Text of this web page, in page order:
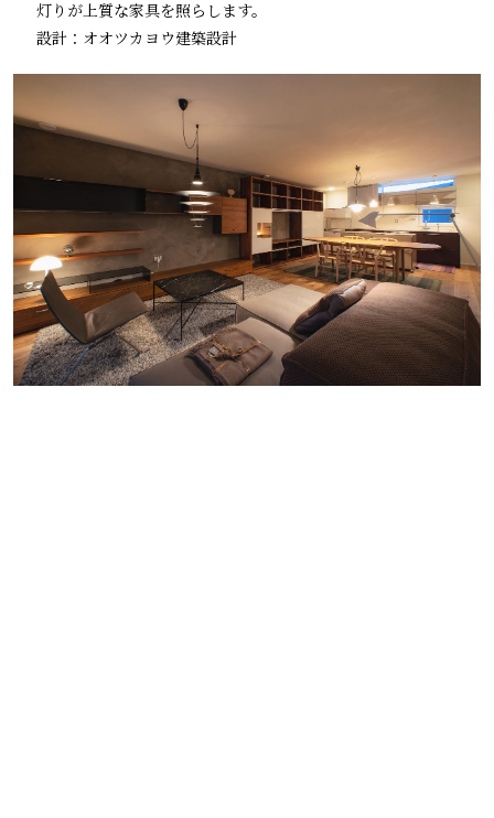
灯りが上質な家具を照らします。
設計：オオツカヨウ建築設計